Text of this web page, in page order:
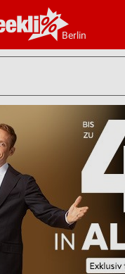
Berlin